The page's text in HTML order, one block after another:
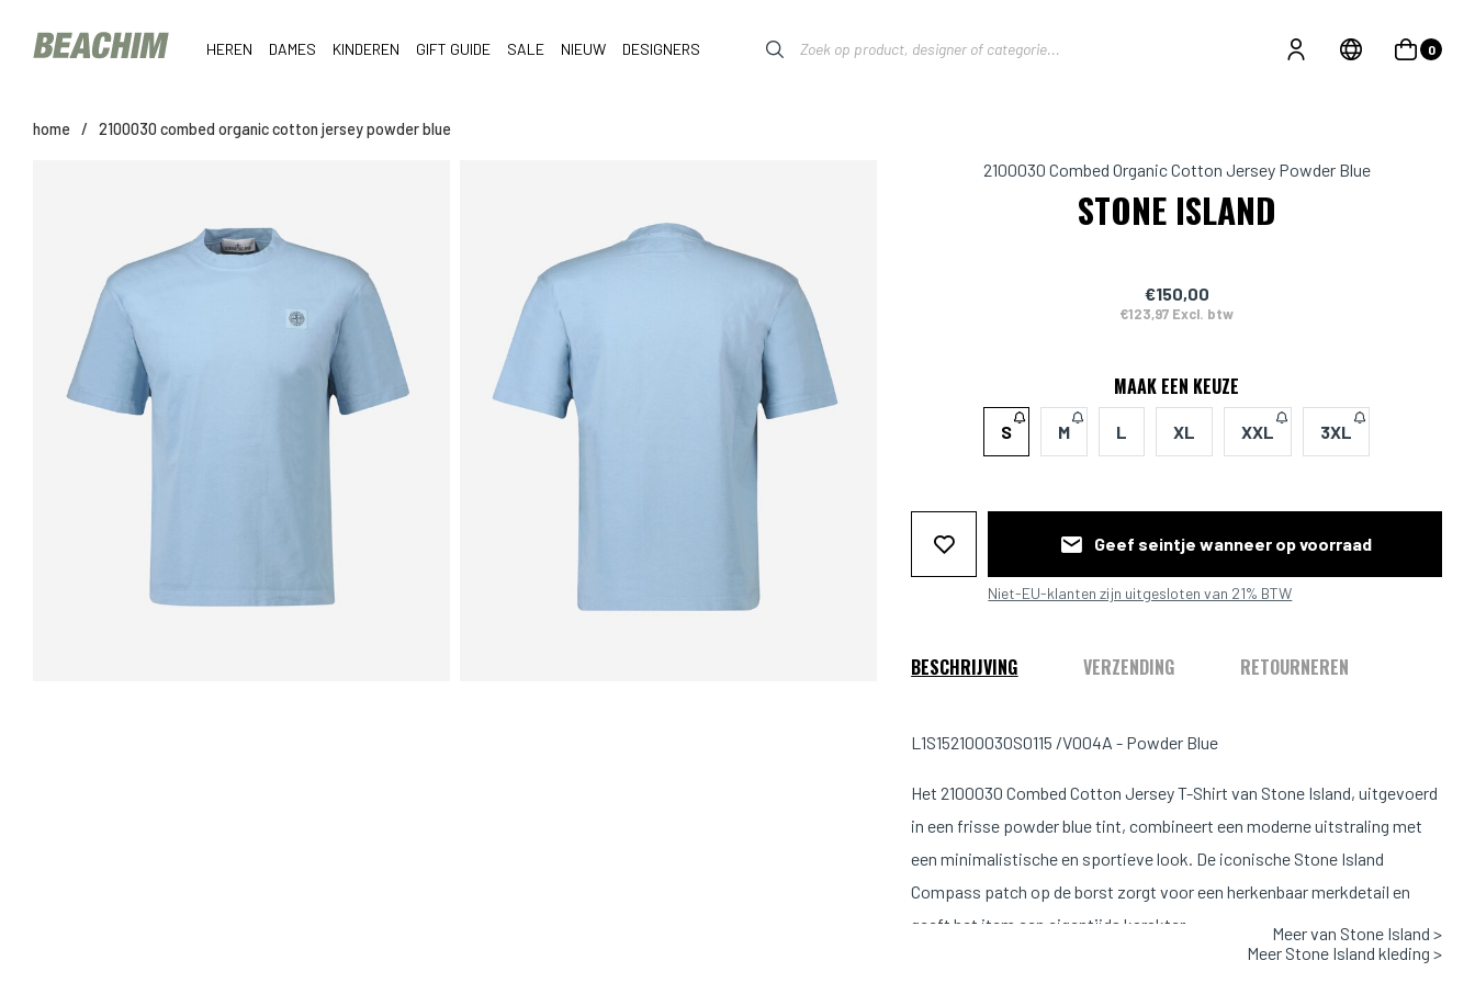
HEREN DAMES KINDEREN GIFT GUIDE SALE NIEUW DESIGNERS 0
home / 2100030 combed organic cotton jersey powder blue
2100030 Combed Organic Cotton Jersey Powder Blue
STONE ISLAND
€150,00
€123,97 Excl. btw
MAAK EEN KEUZE
S M L XL XXL 3XL
Geef seintje wanneer op voorraad
Niet-EU-klanten zijn uitgesloten van 21% BTW
BESCHRIJVING VERZENDING RETOURNEREN
L1S152100030S0115 /V004A - Powder Blue
Het 2100030 Combed Cotton Jersey T-Shirt van Stone Island, uitgevoerd
in een frisse powder blue tint, combineert een moderne uitstraling met
een minimalistische en sportieve look. De iconische Stone Island
Compass patch op de borst zorgt voor een herkenbaar merkdetail en
geeft het item een eigentijds karakter.
Meer van Stone Island >
Meer Stone Island kleding >